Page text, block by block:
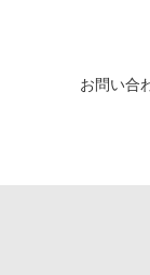
お問い合